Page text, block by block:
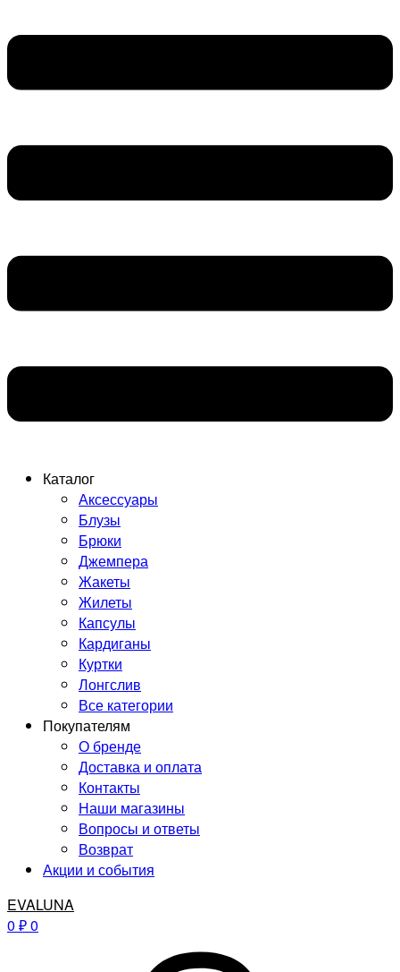
Каталог
Аксессуары
Блузы
Брюки
Джемпера
Жакеты
Жилеты
Капсулы
Кардиганы
Куртки
Лонгслив
Все категории
Покупателям
О бренде
Доставка и оплата
Контакты
Наши магазины
Вопросы и ответы
Возврат
Акции и события
EVALUNA
0 ₽0